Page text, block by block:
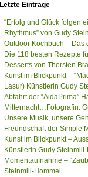
Letzte Einträge
“Erfolg und Glück folgen
Rhythmus” von Gudy
Outdoor Kochbuch – Das
Die 118 besten Rezepte
Desserts von Thorsten
Kunst im Blickpunkt –
Lasur) Künstlerin Gudy
Abfahrt der “AidaPrima”
Mitternacht…Fotografin:
Unsere Musik, unsere
Freundschaft der Simple
Kunst im Blickpunkt –
Künstlerin Gudy
Momentaufnahme –
Steinmill-Hommel…